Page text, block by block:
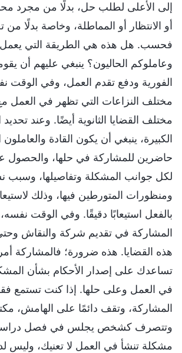
إلى الأعلى لطلب حل، بدلًا من مجرد
أو الانتظار أو المماطلة، وخاصة بدلًا
فحسب. هل هذه هي الطريقة التي يعمل
وعاملوكم الحاليون؟ ينبغي عليهم أن
الفورية ودفع تقدم العمل، وفي الوقت
مختلف النزاعات التي تظهر في العمل
مختلف القضايا الثانوية أيضًا. وعند
الكبيرة، ينبغي أن يكون القادة
حاضرين للمشاركة في حلها، والحصول
لكل جوانب المشكلة وتفاصيلها، وسبب
ومنظورات المتورطين فيها، وذلك
بالفعل استيعابًا دقيقًا. وفي الوقت
المشاركة في تقديم شركة والنقاش
هذه القضايا. هذه ضرورة؛ فالمشاركة
تساعدك على إصدار الأحكام بشأن
في العمل وعلى حلها. إذا كنت تستمع
المشاركة، وتقف دائمًا على الهامش،
وتتصرف كشخص يجلس في فصل
مشكلة تنشأ في العمل لا تعنيك، وليس